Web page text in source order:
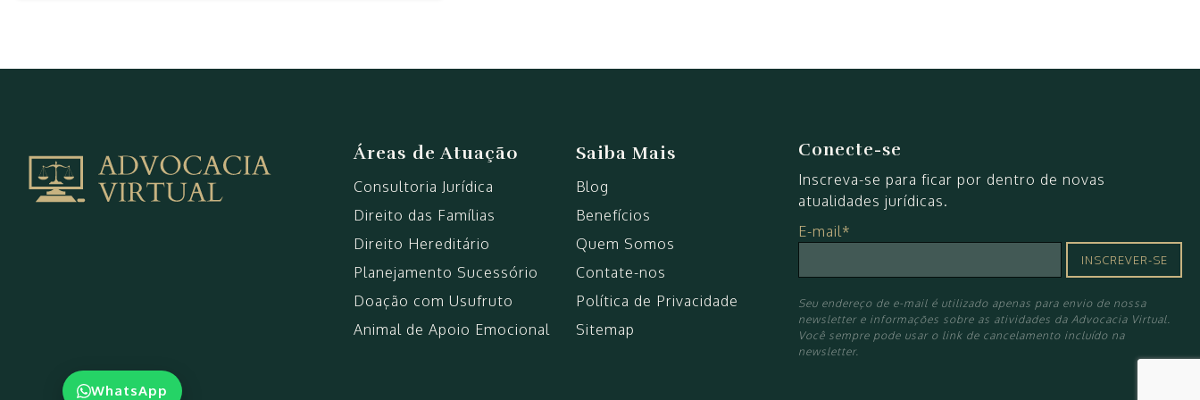
2026
Áreas de Atuação
Consultoria Jurídica
Direito das Famílias
Direito Hereditário
Planejamento Sucessório
Doação com Usufruto
Animal de Apoio Emocional
Saiba Mais
Blog
Benefícios
Quem Somos
Contate-nos
Política de Privacidade
Sitemap
Conecte-se
Inscreva-se para ficar por dentro de novas
atualidades jurídicas.
E-mail*
Seu endereço de e-mail é utilizado apenas para envio de nossa
newsletter e informações sobre as atividades da Advocacia Virtual.
Você sempre pode usar o link de cancelamento incluído na
newsletter.
WhatsApp